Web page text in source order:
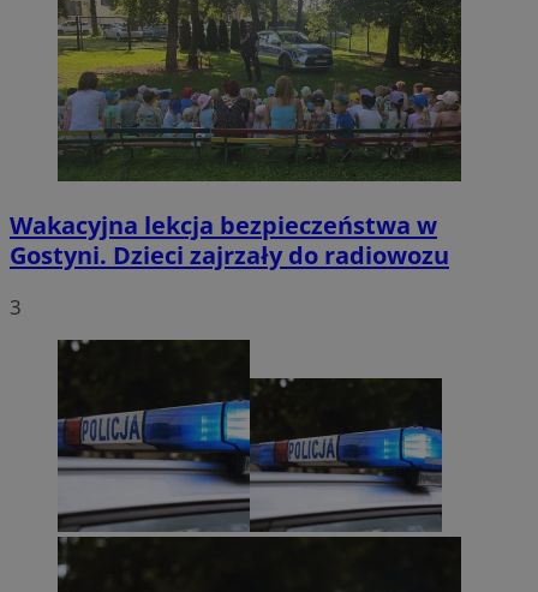
Wakacyjna lekcja bezpieczeństwa w
Gostyni. Dzieci zajrzały do radiowozu
3